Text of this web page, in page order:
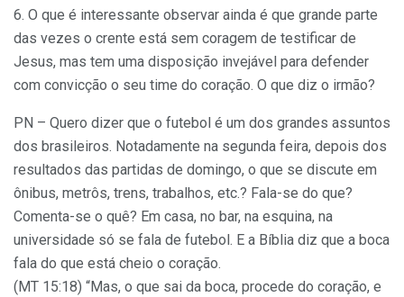
6. O que é interessante observar ainda é que grande parte
das vezes o crente está sem coragem de testificar de
Jesus, mas tem uma disposição invejável para defender
com convicção o seu time do coração. O que diz o irmão?
PN – Quero dizer que o futebol é um dos grandes assuntos
dos brasileiros. Notadamente na segunda feira, depois dos
resultados das partidas de domingo, o que se discute em
ônibus, metrôs, trens, trabalhos, etc.? Fala-se do que?
Comenta-se o quê? Em casa, no bar, na esquina, na
universidade só se fala de futebol. E a Bíblia diz que a boca
fala do que está cheio o coração.
(MT 15:18) “Mas, o que sai da boca, procede do coração, e